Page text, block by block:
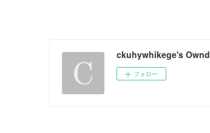
ckuhywhikege's Ownd
フォロー